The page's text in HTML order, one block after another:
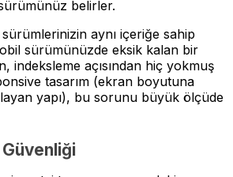
belirler.
aynı içeriğe sahip
sürümünüzde eksik kalan bir
indeksleme açısından hiç yokmuş
tasarım (ekran boyutuna
yapı), bu sorunu büyük ölçüde